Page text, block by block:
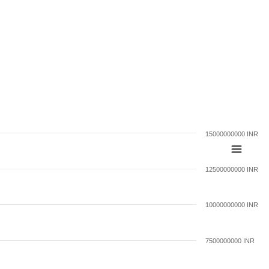
7500000000 INR
10000000000 INR
12500000000 INR
15000000000 INR